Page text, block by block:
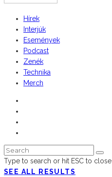
Hírek
Interjúk
Események
Podcast
Zenék
Technika
Merch
Type to search or hit ESC to close
SEE ALL RESULTS